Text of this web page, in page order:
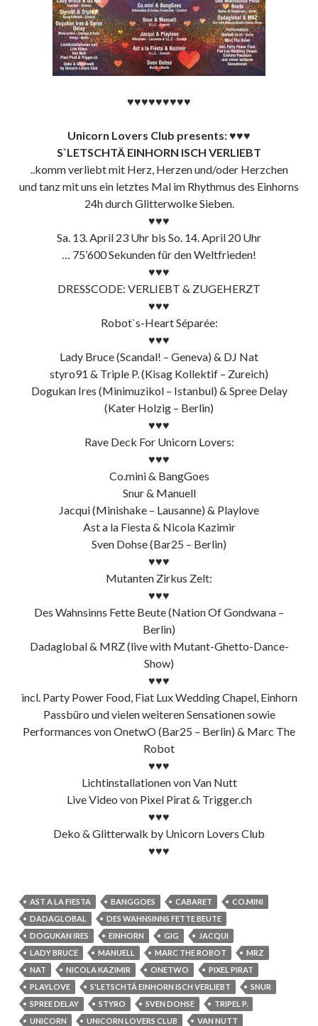
♥♥♥♥♥♥♥♥♥
Unicorn Lovers Club presents:♥♥♥
S`LETSCHTÄ EINHORN ISCH VERLIEBT
..komm verliebt mit Herz, Herzen und/oder Herzchen
und tanz mit uns ein letztes Mal im Rhythmus des Einhorns
24h durch Glitterwolke Sieben.
♥♥♥
Sa. 13. April 23 Uhr bis So. 14. April 20 Uhr
… 75’600 Sekunden für den Weltfrieden!
♥♥♥
DRESSCODE: VERLIEBT & ZUGEHERZT
♥♥♥
Robot`s-Heart Séparée:
♥♥♥
Lady Bruce (Scandal! – Geneva) & DJ Nat
styro91 & Triple P. (Kisag Kollektif – Zureich)
Dogukan Ires (Minimuzikol – Istanbul) & Spree Delay
(Kater Holzig – Berlin)
♥♥♥
Rave Deck For Unicorn Lovers:
♥♥♥
Co.mini & BangGoes
Snur & Manuell
Jacqui (Minishake – Lausanne) & Playlove
Ast a la Fiesta & Nicola Kazimir
Sven Dohse (Bar25 – Berlin)
♥♥♥
Mutanten Zirkus Zelt:
♥♥♥
Des Wahnsinns Fette Beute (Nation Of Gondwana –
Berlin)
Dadaglobal & MRZ (live with Mutant-Ghetto-Dance-
Show)
♥♥♥
incl. Party Power Food, Fiat Lux Wedding Chapel, Einhorn
Passbüro und vielen weiteren Sensationen sowie
Performances von OnetwO (Bar25 – Berlin) & Marc The
Robot
♥♥♥
Lichtinstallationen von Van Nutt
Live Video von Pixel Pirat & Trigger.ch
♥♥♥
Deko & Glitterwalk by Unicorn Lovers Club
♥♥♥
AST A LA FIESTA BANGGOES CABARET
CO.MINI
DADAGLOBAL
DES WAHNSINNS FETTE BEUTE
DOGUKAN IRES
EINHORN GIG
JACQUI
LADY BRUCE
MANUELL MARC THE ROBOT
MRZ
NAT
NICOLA KAZIMIR ONETWO
PIXEL PIRAT
PLAYLOVE
S'LETSCHTÄ EINHORN ISCH VERLIEBT
SNUR
SPREE DELAY
STYRO SVEN DOHSE
TRIPEL P.
UNICORN
UNICORN LOVERS CLUB VAN NUTT